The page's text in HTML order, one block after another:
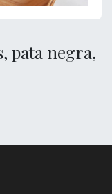
pata negra,